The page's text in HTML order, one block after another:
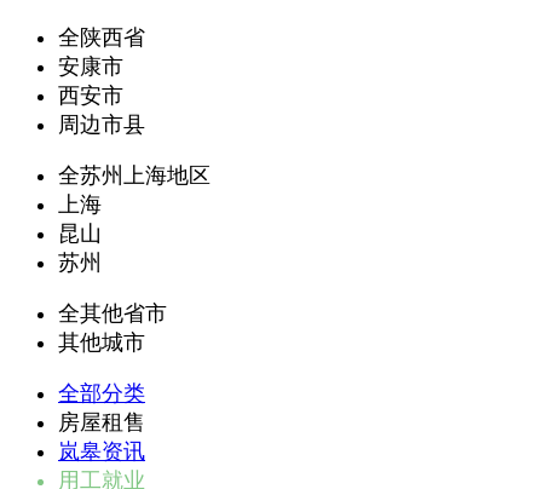
全陕西省
安康市
西安市
周边市县
全苏州上海地区
上海
昆山
苏州
全其他省市
其他城市
全部分类
房屋租售
岚皋资讯
用工就业